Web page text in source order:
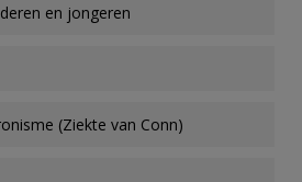
en jongeren
(Ziekte van Conn)